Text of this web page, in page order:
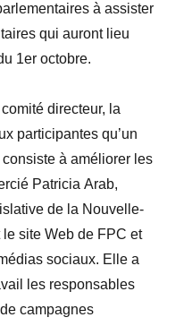
à assister
qui auront lieu
1er octobre.
directeur, la
participantes qu’un
à améliorer les
Patricia Arab,
de la Nouvelle-
le site Web de FPC et
sociaux. Elle a
les responsables
campagnes